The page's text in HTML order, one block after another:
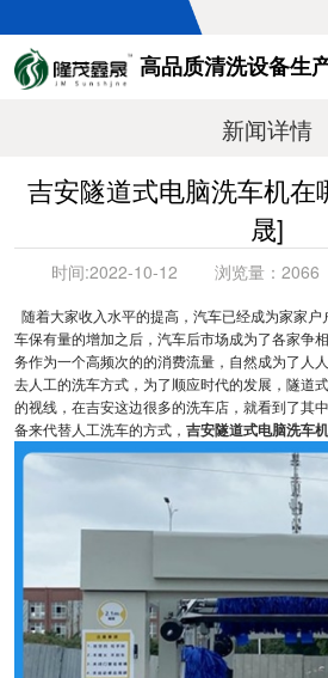
高品质清洗设备生
新闻详情
吉安隧道式电脑洗车机在
晟]
时间:2022-10-12 浏览量： 2066
随着大家收入水平的提高，汽车已经成为家家
车保有量的增加之后，汽车后市场成为了各家争
务作为一个高频次的的消费流量，自然成为了人
去人工的洗车方式，为了顺应时代的发展，隧道
的视线，在吉安这边很多的洗车店，就看到了其
备来代替人工洗车的方式， 吉安隧道式电脑洗车机